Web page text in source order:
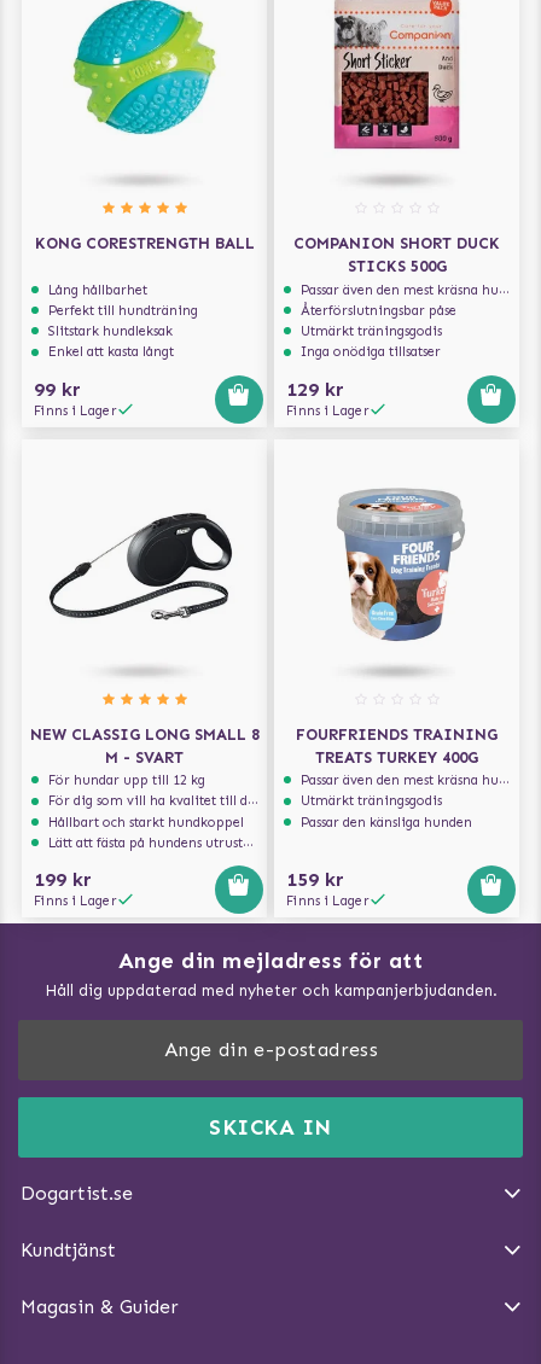
KONG CORESTRENGTH BALL
Lång hållbarhet
Perfekt till hundträning
Slitstark hundleksak
Enkel att kasta långt
99 kr
Finns i Lager
COMPANION SHORT DUCK
STICKS 500G
Passar även den mest kräsna hunden
Återförslutningsbar påse
Utmärkt träningsgodis
Inga onödiga tillsatser
129 kr
Finns i Lager
NEW CLASSIG LONG SMALL 8
M - SVART
För hundar upp till 12 kg
För dig som vill ha kvalitet till din hund!
Hållbart och starkt hundkoppel
Lätt att fästa på hundens utrustning
199 kr
Finns i Lager
FOURFRIENDS TRAINING
TREATS TURKEY 400G
Passar även den mest kräsna hunden
Utmärkt träningsgodis
Passar den känsliga hunden
159 kr
Finns i Lager
Ange din mejladress för att
Håll dig uppdaterad med nyheter och kampanjerbjudanden.
SKICKA IN
Dogartist.se
DogArtist.se drivs av:
E-post:info@dogartist.se
Kundtjänst
Ångra Köp
Magasin & Guider
Vad kan hundar äta?
Träna Nose Work hemma
Så gör du promenaden roligare
Hundbäddar